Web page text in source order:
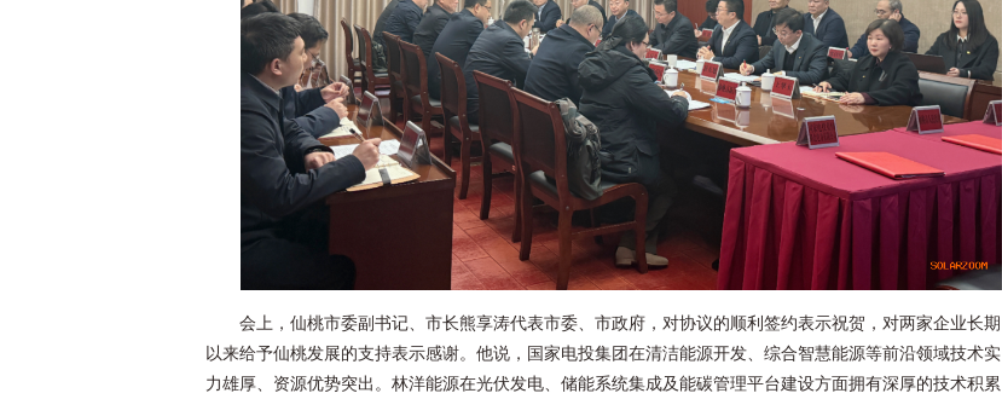
会上，仙桃市委副书记、市长熊享涛代表市委、市政府，对协议的顺利签约表示祝贺，对两家企业长期
以来给予仙桃发展的支持表示感谢。他说，国家电投集团在清洁能源开发、综合智慧能源等前沿领域技术实
力雄厚、资源优势突出。林洋能源在光伏发电、储能系统集成及能碳管理平台建设方面拥有深厚的技术积累